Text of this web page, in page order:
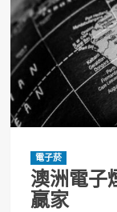
電子菸
澳洲電子
贏家